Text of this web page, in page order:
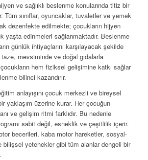
ve sağlıklı beslenme konularında titiz bir
Tüm sınıflar, oyuncaklar, tuvaletler ve yemek
dezenfekte edilmekte; çocukların hijyen
yaşta edinmeleri sağlanmaktadır. Beslenme
günlük ihtiyaçlarını karşılayacak şekilde
mevsiminde ve doğal gıdalarla
hem fiziksel gelişimine katkı sağlar
bilinci kazandırır.
anlayışını çocuk merkezli ve bireysel
yaklaşım üzerine kurar. Her çocuğun
ve gelişim ritmi farklıdır. Bu nedenle
sabit değil, esneklik ve çeşitlilik içerir.
becerileri, kaba motor hareketler, sosyal-
bilişsel yetenekler gibi tüm alanlar dengeli bir